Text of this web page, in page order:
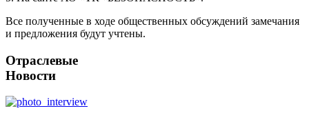
Все полученные в ходе общественных обсуждений замечания
и предложения будут учтены.
Отраслевые
Новости